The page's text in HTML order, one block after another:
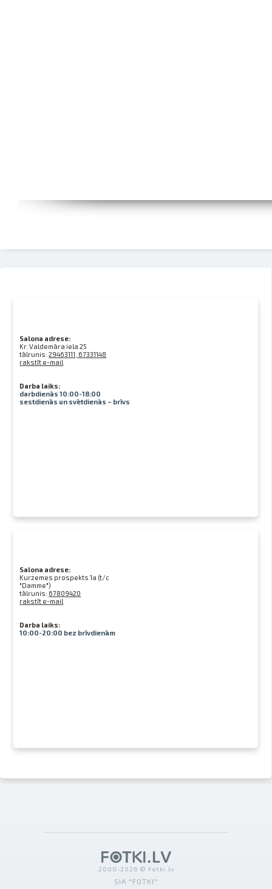
Salona adrese:
Kr. Valdemāra iela 25
tālrunis:29463111, 67331148
rakstīt e-mail
Darba laiks:
darbdienās 10:00-18:00
sestdienās un svētdienās – brīvs
Salona adrese:
Kurzemes prospekts 1a (t/c
"Damme")
tālrunis: 67809420
rakstīt e-mail
Darba laiks:
10:00-20:00 bez brīvdienām
2000-2026 © Fotki.lv
SIA "FOTKI"